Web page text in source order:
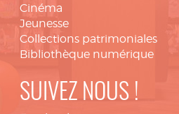
Cinéma
Jeunesse
Collections patrimoniales
Bibliothèque numérique
SUIVEZ NOUS !